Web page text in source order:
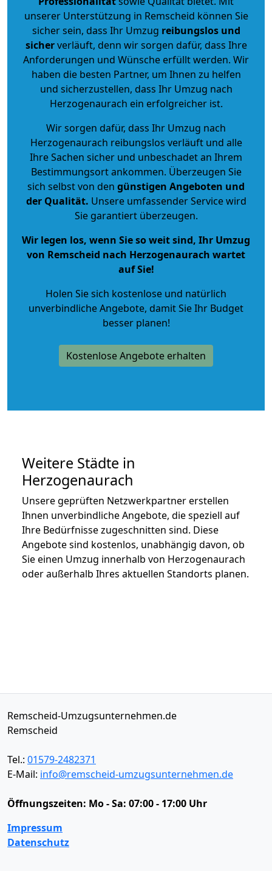
unserer Unterstützung in Remscheid können Sie
sicher sein, dass Ihr Umzug reibungslos und
sicherverläuft, denn wir sorgen dafür, dass Ihre
Anforderungen und Wünsche erfüllt werden. Wir
haben die besten Partner, um Ihnen zu helfen
und sicherzustellen, dass Ihr Umzug nach
Herzogenaurach ein erfolgreicher ist.
Wir sorgen dafür, dass Ihr Umzug nach
Herzogenaurach reibungslos verläuft und alle
Ihre Sachen sicher und unbeschadet an Ihrem
Bestimmungsort ankommen. Überzeugen Sie
sich selbst von den günstigen Angeboten und
der Qualität. Unsere umfassender Service wird
Sie garantiert überzeugen.
Wir legen los, wenn Sie so weit sind, Ihr Umzug
von Remscheid nach Herzogenaurach wartet
auf Sie!
Holen Sie sich kostenlose und natürlich
unverbindliche Angebote, damit Sie Ihr Budget
besser planen!
Kostenlose Angebote erhalten
Weitere Städte in
Herzogenaurach
Unsere geprüften Netzwerkpartner erstellen
Ihnen unverbindliche Angebote, die speziell auf
Ihre Bedürfnisse zugeschnitten sind. Diese
Angebote sind kostenlos, unabhängig davon, ob
Sie einen Umzug innerhalb von Herzogenaurach
oder außerhalb Ihres aktuellen Standorts planen.
Remscheid-Umzugsunternehmen.de
Remscheid
Tel.: 01579-2482371
E-Mail: info@remscheid-umzugsunternehmen.de
Öffnungszeiten: Mo - Sa: 07:00 - 17:00 Uhr
Impressum
Datenschutz